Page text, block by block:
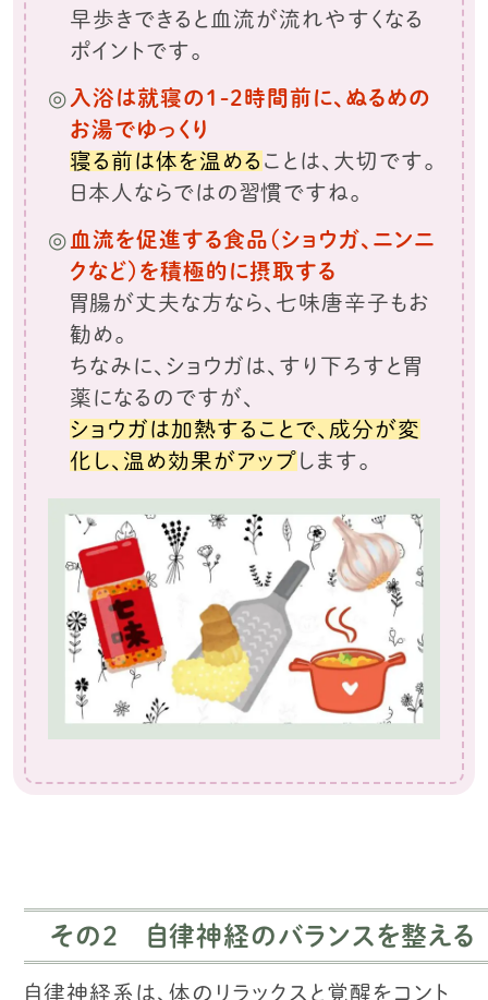
早歩きできると血流が流れやすくなる
ポイントです。
入浴は就寝の1-2時間前に、ぬるめの
お湯でゆっくり
寝る前は体を温める ことは、大切です。
日本人ならではの習慣ですね。
血流を促進する食品（ショウガ、ニンニ
クなど）を積極的に摂取する
胃腸が丈夫な方なら、七味唐辛子もお
勧め。
ちなみに、ショウガは、すり下ろすと胃
薬になるのですが、
ショウガは加熱することで、成分が変
化し、温め効果がアップ します。
その2 自律神経のバランスを整える
自律神経系は、体のリラックスと覚醒をコント